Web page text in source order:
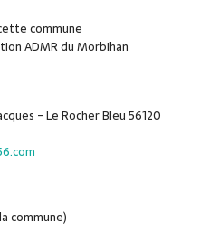
commune
ADMR du Morbihan
- Le Rocher Bleu 56120
commune)